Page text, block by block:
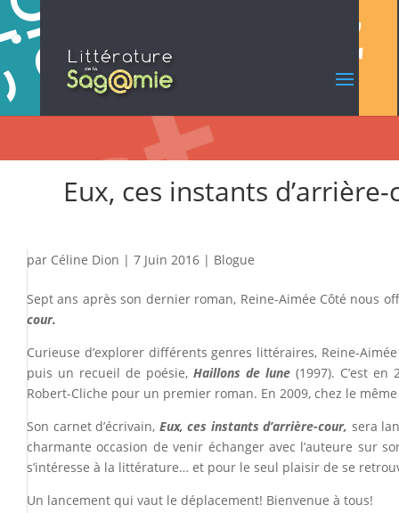
Eux, ces instants
par Céline Dion | 7 Juin 2016 | Blogue
Sept ans après son dernier roman, Reine-Aimée Côté nous
cour.
Curieuse d’explorer différents genres littéraires, Reine-
puis un recueil de poésie, Haillons de lune (1997). C’est
Robert-Cliche pour un premier roman. En 2009, chez le
Son carnet d’écrivain, Eux, ces instants d’arrière-cour, sera
charmante occasion de venir échanger avec l’auteure sur
s’intéresse à la littérature… et pour le seul plaisir de se
Un lancement qui vaut le déplacement! Bienvenue à tous!